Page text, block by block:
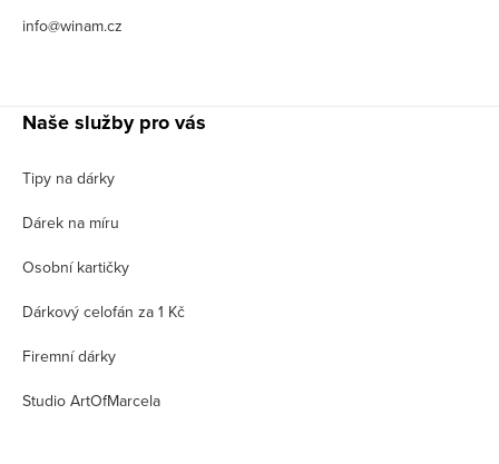
info@winam.cz
Naše služby pro vás
Tipy na dárky
Dárek na míru
Osobní kartičky
Dárkový celofán za 1 Kč
Firemní dárky
Studio ArtOfMarcela